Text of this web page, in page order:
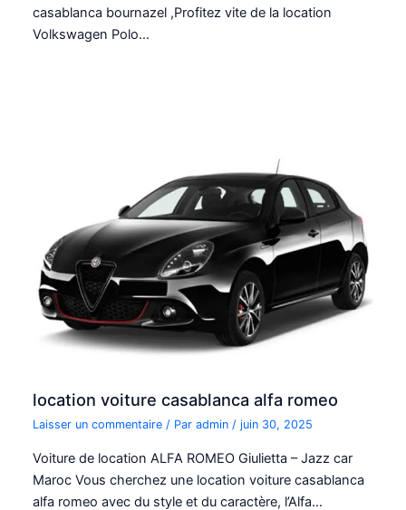
casablanca bournazel ,Profitez vite de la location
Volkswagen Polo…
location voiture casablanca alfa romeo
Laisser un commentaire / Paradmin/juin 30, 2025
Voiture de location ALFA ROMEO Giulietta – Jazz car
Maroc Vous cherchez une location voiture casablanca
alfa romeo avec du style et du caractère, l’Alfa…